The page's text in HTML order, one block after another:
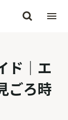
ド｜エ
ごろ時